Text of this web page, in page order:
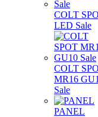
COLT
LED Sale
COLT
MR16
Sale
PANEL